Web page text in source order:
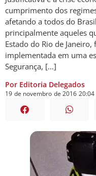
cumprimento dos
afetando a todos do
principalmente aqueles
Estado do Rio de
implementada em uma
Segurança, […]
Por Editoria Delegados
19 de novembro de 2016 20:04